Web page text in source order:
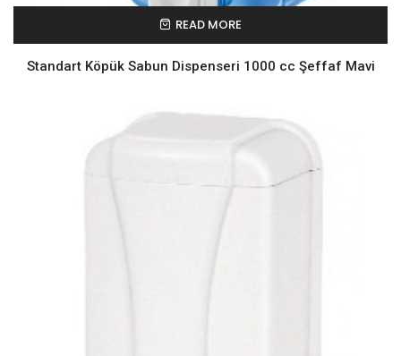
READ MORE
Standart Köpük Sabun Dispenseri 1000 cc Şeffaf Mavi